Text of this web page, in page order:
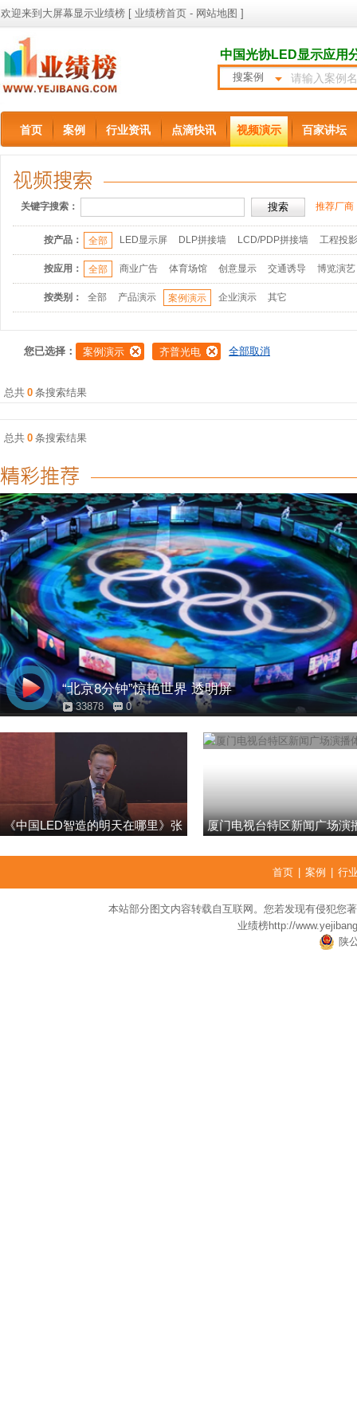
欢迎来到大屏幕显示业绩榜 [ 业绩榜首页 - 网站地图 ]
中国光协LED显示应用
搜案例
首页 案例 行业资讯 点滴快讯 视频演示 百家讲坛
关键字搜索： 推荐厂商
按产品： 全部 LED显示屏 DLP拼接墙 LCD/PDP拼接墙 工程投
按应用： 全部 商业广告 体育场馆 创意显示 交通诱导 博览演艺
按类别： 全部 产品演示 案例演示 企业演示 其它
您已选择： 案例演示 齐普光电 全部取消
总共 0 条搜索结果
总共 0 条搜索结果
“北京8分钟”惊艳世界 透明屏
33878 0
《中国LED智造的明天在哪里》张
厦门电视台特区新闻广场演
首页 案例 行
本站部分图文内容转载自互联网。您若发现有侵犯您
业绩榜http://
陕